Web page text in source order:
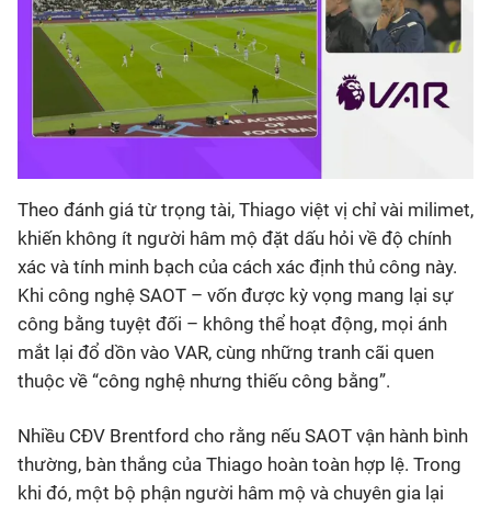
Theo đánh giá từ trọng tài, Thiago việt vị chỉ vài milimet,
khiến không ít người hâm mộ đặt dấu hỏi về độ chính
xác và tính minh bạch của cách xác định thủ công này.
Khi công nghệ SAOT – vốn được kỳ vọng mang lại sự
công bằng tuyệt đối – không thể hoạt động, mọi ánh
mắt lại đổ dồn vào VAR, cùng những tranh cãi quen
thuộc về “công nghệ nhưng thiếu công bằng”.
Nhiều CĐV Brentford cho rằng nếu SAOT vận hành bình
thường, bàn thắng của Thiago hoàn toàn hợp lệ. Trong
khi đó, một bộ phận người hâm mộ và chuyên gia lại